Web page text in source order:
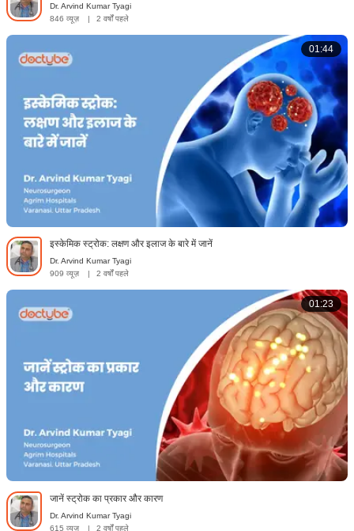
Dr. Arvind Kumar Tyagi
846 व्यूज़
| 2 वर्षों पहले
01:44
इस्केमिक स्ट्रोक: लक्षण और इलाज के बारे में जानें
Dr. Arvind Kumar Tyagi
909 व्यूज़
| 2 वर्षों पहले
01:23
जानें स्ट्रोक का प्रकार और कारण
Dr. Arvind Kumar Tyagi
615 व्यूज़
| 2 वर्षों पहले